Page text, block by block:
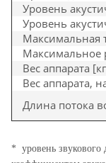
Уровень
Уровень
Максимальная
Максимальное
Вес аппарата
Вес аппарата,
Длина потока
* уровень